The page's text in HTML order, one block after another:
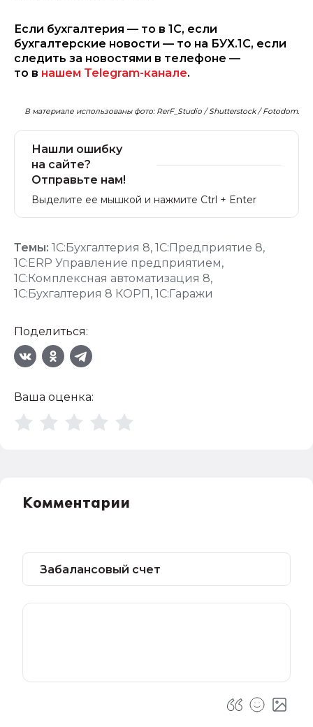
Если бухгалтерия — то в 1С, если
бухгалтерские новости — то на БУХ.1С, если
следить за новостями в телефоне —
то в нашем Telegram-канале.
В материале использованы фото: RerF_Studio / Shutterstock / Fotodom.
Нашли ошибку
на сайте?
Отправьте нам!
Выделите ее мышкой и нажмите Ctrl + Enter
Темы: 1С:Бухгалтерия 8, 1С:Предприятие 8,
1С:ERP Управление предприятием,
1С:Комплексная автоматизация 8,
1С:Бухгалтерия 8 КОРП, 1С:Гаражи
Поделиться:
Ваша оценка:
Комментарии